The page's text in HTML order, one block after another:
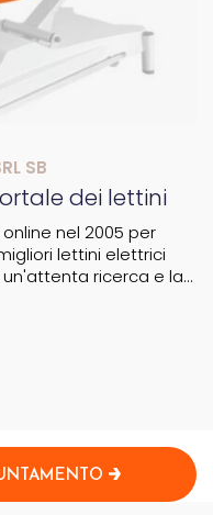
dei lettini
SB
nel 2005 per
lettini elettrici
ricerca e la
elettrici,...